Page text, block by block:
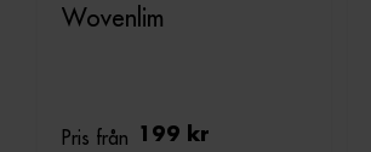
Wovenlim
Pris från 199 kr